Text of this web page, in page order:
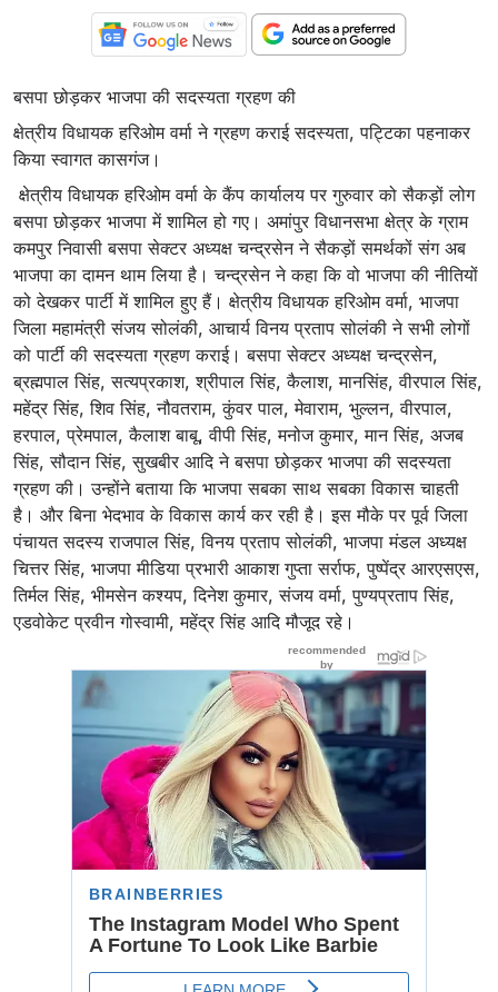
बसपा छोड़कर भाजपा की सदस्यता ग्रहण की
क्षेत्रीय विधायक हरिओम वर्मा ने ग्रहण कराई सदस्यता, पट्टिका पहनाकर
किया स्वागत कासगंज।
क्षेत्रीय विधायक हरिओम वर्मा के कैंप कार्यालय पर गुरुवार को सैकड़ों लोग
बसपा छोड़कर भाजपा में शामिल हो गए। अमांपुर विधानसभा क्षेत्र के ग्राम
कमपुर निवासी बसपा सेक्टर अध्यक्ष चन्द्रसेन ने सैकड़ों समर्थकों संग अब
भाजपा का दामन थाम लिया है। चन्द्रसेन ने कहा कि वो भाजपा की नीतियों
को देखकर पार्टी में शामिल हुए हैं। क्षेत्रीय विधायक हरिओम वर्मा, भाजपा
जिला महामंत्री संजय सोलंकी, आचार्य विनय प्रताप सोलंकी ने सभी लोगों
को पार्टी की सदस्यता ग्रहण कराई। बसपा सेक्टर अध्यक्ष चन्द्रसेन,
ब्रह्मपाल सिंह, सत्यप्रकाश, श्रीपाल सिंह, कैलाश, मानसिंह, वीरपाल सिंह,
महेंद्र सिंह, शिव सिंह, नौवतराम, कुंवर पाल, मेवाराम, भुल्लन, वीरपाल,
हरपाल, प्रेमपाल, कैलाश बाबू, वीपी सिंह, मनोज कुमार, मान सिंह, अजब
सिंह, सौदान सिंह, सुखबीर आदि ने बसपा छोड़कर भाजपा की सदस्यता
ग्रहण की। उन्होंने बताया कि भाजपा सबका साथ सबका विकास चाहती
है। और बिना भेदभाव के विकास कार्य कर रही है। इस मौके पर पूर्व जिला
पंचायत सदस्य राजपाल सिंह, विनय प्रताप सोलंकी, भाजपा मंडल अध्यक्ष
चित्तर सिंह, भाजपा मीडिया प्रभारी आकाश गुप्ता सर्राफ, पुष्पेंद्र आरएसएस,
तिर्मल सिंह, भीमसेन कश्यप, दिनेश कुमार, संजय वर्मा, पुण्यप्रताप सिंह,
एडवोकेट प्रवीन गोस्वामी, महेंद्र सिंह आदि मौजूद रहे।